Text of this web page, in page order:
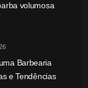
volumosa
Barbearia
e Tendências